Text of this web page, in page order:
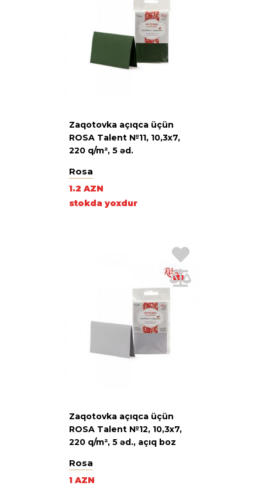
Zaqotovka açıqca üçün
ROSA Talent №11, 10,3х7,
220 q/m², 5 əd.
Rosa
1.2 AZN
stokda yoxdur
Zaqotovka açıqca üçün
ROSA Talent №12, 10,3х7,
220 q/m², 5 əd., açıq boz
Rosa
1 AZN